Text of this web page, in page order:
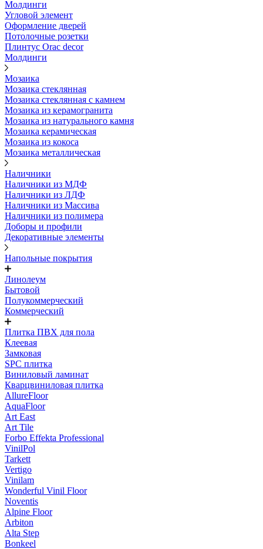
Молдинги
Угловой элемент
Оформление дверей
Потолочные розетки
Плинтус Orac decor
Молдинги
Мозаика
Мозаика стеклянная
Мозаика стеклянная с камнем
Мозаика из керамогранита
Мозаика из натурального камня
Мозаика керамическая
Мозаика из кокоса
Мозаика металлическая
Наличники
Наличники из МДФ
Наличники из ЛДФ
Наличники из Массива
Наличники из полимера
Доборы и профили
Декоративные элементы
Напольные покрытия
Линолеум
Бытовой
Полукоммерческий
Коммерческий
Плитка ПВХ для пола
Клеевая
Замковая
SPC плитка
Виниловый ламинат
Кварцвиниловая плитка
AllureFloor
AquaFloor
Art East
Art Tile
Forbo Effekta Professional
VinilPol
Tarkett
Vertigo
Vinilam
Wonderful Vinil Floor
Noventis
Alpine Floor
Arbiton
Alta Step
Bonkeel